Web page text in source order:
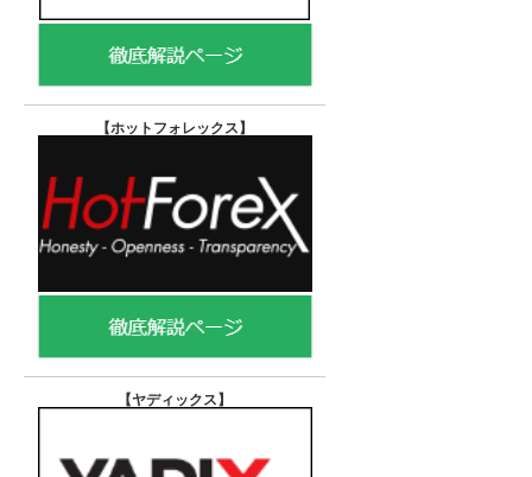
【ホットフォレックス 】
【ヤディックス 】